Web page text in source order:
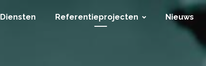
Diensten Referentieprojecten Nieuws